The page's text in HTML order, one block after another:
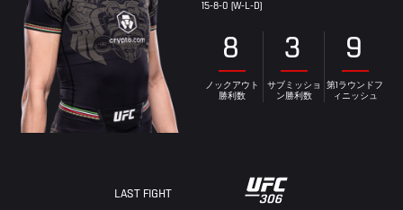
15-8-0 (W-L-D)
8
ノックアウト
勝利数
3
サブミッショ
ン勝利数
9
第1ラウンドフ
ィニッシュ
LAST FIGHT